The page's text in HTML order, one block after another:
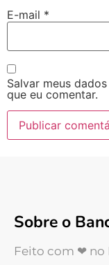
E-mail *
Salvar meus
que eu comentar.
Sobre o
Feito com ❤ no